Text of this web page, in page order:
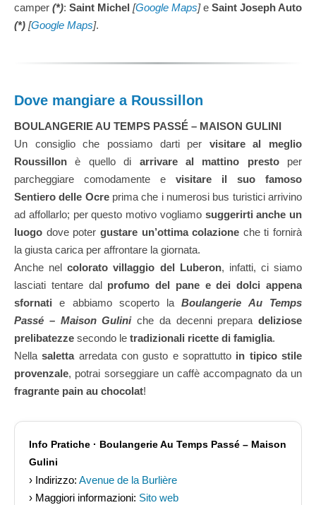
camper (*): Saint Michel [Google Maps]e Saint Joseph Auto
(*) [Google Maps].
Dove mangiare a Roussillon
BOULANGERIE AU TEMPS PASSÉ – MAISON GULINI
Un consiglio che possiamo darti per visitare al meglio
Roussillon è quello di arrivare al mattino prestoper
parcheggiare comodamente e visitare il suo famoso
Sentiero delle Ocreprima che i numerosi bus turistici arrivino
ad affollarlo; per questo motivo vogliamo suggerirti anche un
luogo dove poter gustare un’ottima colazione che ti fornirà
la giusta carica per affrontare la giornata.
Anche nelcolorato villaggio del Luberon, infatti, ci siamo
lasciati tentare dal profumo del pane e dei dolci appena
sfornati e abbiamo scoperto laBoulangerie Au Temps
Passé – Maison Guliniche da decenni prepara deliziose
prelibatezze secondo le tradizionali ricette di famiglia.
Nellasalettaarredata con gusto e soprattutto in tipico stile
provenzale, potrai sorseggiare un caffè accompagnato da un
fragrante pain au chocolat!
Info Pratiche · Boulangerie Au Temps Passé – Maison
Gulini
› Indirizzo: Avenue de la Burlière
› Maggiori informazioni: Sito web